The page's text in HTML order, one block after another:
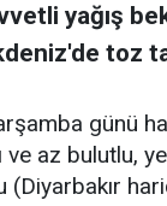
yağış
toz
günü
ve az bulutlu,